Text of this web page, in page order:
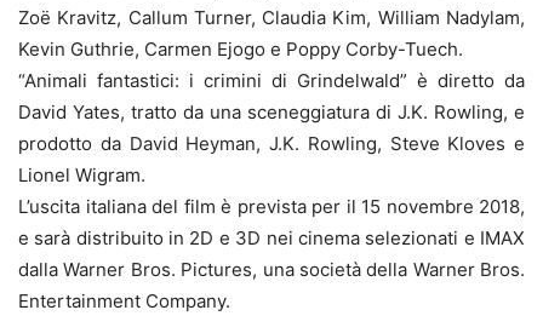
Zoë Kravitz, Callum Turner, Claudia Kim, William Nadylam,
Kevin Guthrie, Carmen Ejogo e Poppy Corby-Tuech.
“Animali fantastici: i crimini di Grindelwald” è diretto da
David Yates, tratto da una sceneggiatura di J.K. Rowling, e
prodotto da David Heyman, J.K. Rowling, Steve Kloves e
Lionel Wigram.
L’uscita italiana del film è prevista per il 15 novembre 2018,
e sarà distribuito in 2D e 3D nei cinema selezionati e IMAX
dalla Warner Bros. Pictures, una società della Warner Bros.
Entertainment Company.